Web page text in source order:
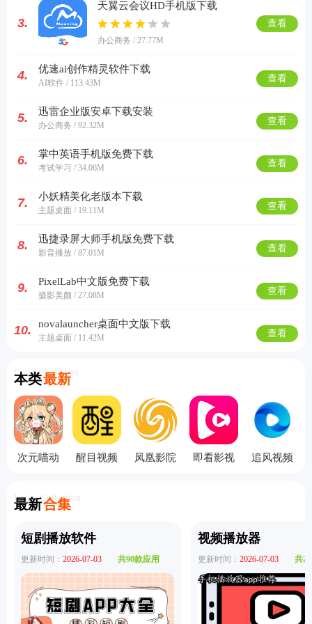
3.
天翼云会议HD手机版下载
办公商务 / 27.77M
查看
4. 优速ai创作精灵软件下载
AI软件 / 113.43M 查看
5. 迅雷企业版安卓下载安装
办公商务 / 92.32M 查看
6. 掌中英语手机版免费下载
考试学习 / 34.06M 查看
7. 小妖精美化老版本下载
主题桌面 / 19.11M 查看
8. 迅捷录屏大师手机版免费下载
影音播放 / 87.01M 查看
9. PixelLab中文版免费下载
摄影美颜 / 27.08M 查看
10. novalauncher桌面中文版下载
主题桌面 / 11.42M 查看
本类最新
Currently Latest
次元喵动
醒目视频
凤凰影院
即看影视
追风视频
最新合集
Latest Collection
短剧播放软件
更新时间： 2026-07-03 共90款应用
视频播放器
更新时间： 2026-07-03 共